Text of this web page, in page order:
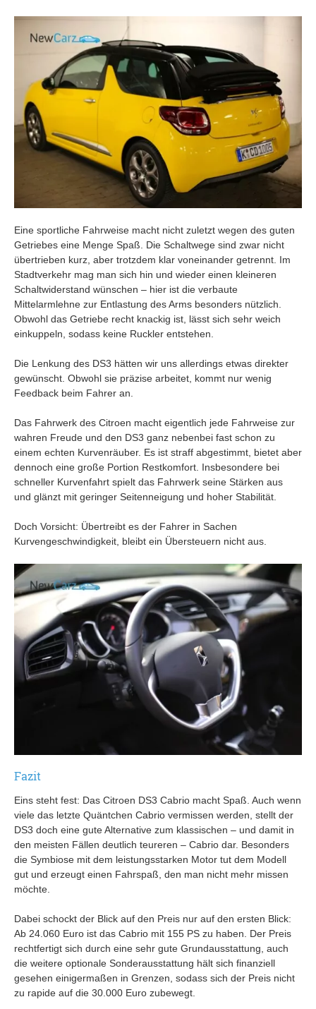
Eine sportliche Fahrweise macht nicht zuletzt wegen des guten
Getriebes eine Menge Spaß. Die Schaltwege sind zwar nicht
übertrieben kurz, aber trotzdem klar voneinander getrennt. Im
Stadtverkehr mag man sich hin und wieder einen kleineren
Schaltwiderstand wünschen – hier ist die verbaute
Mittelarmlehne zur Entlastung des Arms besonders nützlich.
Obwohl das Getriebe recht knackig ist, lässt sich sehr weich
einkuppeln, sodass keine Ruckler entstehen.
Die Lenkung des DS3 hätten wir uns allerdings etwas direkter
gewünscht. Obwohl sie präzise arbeitet, kommt nur wenig
Feedback beim Fahrer an.
Das Fahrwerk des Citroen macht eigentlich jede Fahrweise zur
wahren Freude und den DS3 ganz nebenbei fast schon zu
einem echten Kurvenräuber. Es ist straff abgestimmt, bietet aber
dennoch eine große Portion Restkomfort. Insbesondere bei
schneller Kurvenfahrt spielt das Fahrwerk seine Stärken aus
und glänzt mit geringer Seitenneigung und hoher Stabilität.
Doch Vorsicht: Übertreibt es der Fahrer in Sachen
Kurvengeschwindigkeit, bleibt ein Übersteuern nicht aus.
Fazit
Eins steht fest: Das Citroen DS3 Cabrio macht Spaß. Auch wenn
viele das letzte Quäntchen Cabrio vermissen werden, stellt der
DS3 doch eine gute Alternative zum klassischen – und damit in
den meisten Fällen deutlich teureren – Cabrio dar. Besonders
die Symbiose mit dem leistungsstarken Motor tut dem Modell
gut und erzeugt einen Fahrspaß, den man nicht mehr missen
möchte.
Dabei schockt der Blick auf den Preis nur auf den ersten Blick:
Ab 24.060 Euro ist das Cabrio mit 155 PS zu haben. Der Preis
rechtfertigt sich durch eine sehr gute Grundausstattung, auch
die weitere optionale Sonderausstattung hält sich finanziell
gesehen einigermaßen in Grenzen, sodass sich der Preis nicht
zu rapide auf die 30.000 Euro zubewegt.